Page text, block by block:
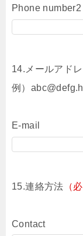
Phone number2
14.メールアドレ
例）
E-mail
15.連絡方法 （
Contact